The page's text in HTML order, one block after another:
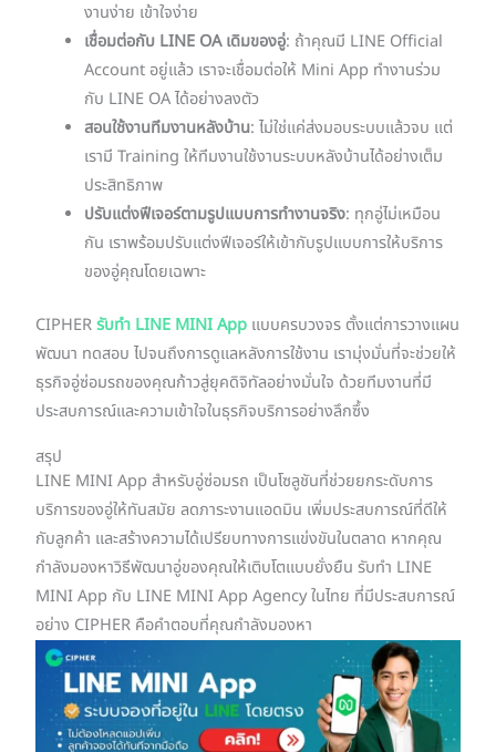
งานง่าย เข้าใจง่าย
เชื่อมต่อกับ LINE OA เดิมของอู่: ถ้าคุณมี LINE Official
Account อยู่แล้ว เราจะเชื่อมต่อให้ Mini App ทำงานร่วม
กับ LINE OA ได้อย่างลงตัว
สอนใช้งานทีมงานหลังบ้าน: ไม่ใช่แค่ส่งมอบระบบแล้วจบ แต่
เรามี Training ให้ทีมงานใช้งานระบบหลังบ้านได้อย่างเต็ม
ประสิทธิภาพ
ปรับแต่งฟีเจอร์ตามรูปแบบการทำงานจริง: ทุกอู่ไม่เหมือน
กัน เราพร้อมปรับแต่งฟีเจอร์ให้เข้ากับรูปแบบการให้บริการ
ของอู่คุณโดยเฉพาะ
CIPHERรับทำ LINE MINI App แบบครบวงจร ตั้งแต่การวางแผน
พัฒนา ทดสอบ ไปจนถึงการดูแลหลังการใช้งาน เรามุ่งมั่นที่จะช่วยให้
ธุรกิจอู่ซ่อมรถของคุณก้าวสู่ยุคดิจิทัลอย่างมั่นใจ ด้วยทีมงานที่มี
ประสบการณ์และความเข้าใจในธุรกิจบริการอย่างลึกซึ้ง
สรุป
LINE MINI App สำหรับอู่ซ่อมรถ เป็นโซลูชันที่ช่วยยกระดับการ
บริการของอู่ให้ทันสมัย ลดภาระงานแอดมิน เพิ่มประสบการณ์ที่ดีให้
กับลูกค้า และสร้างความได้เปรียบทางการแข่งขันในตลาด หากคุณ
กำลังมองหาวิธีพัฒนาอู่ของคุณให้เติบโตแบบยั่งยืน รับทำ LINE
MINI App กับ LINE MINI App Agency ในไทย ที่มีประสบการณ์
อย่าง CIPHER คือคำตอบที่คุณกำลังมองหา